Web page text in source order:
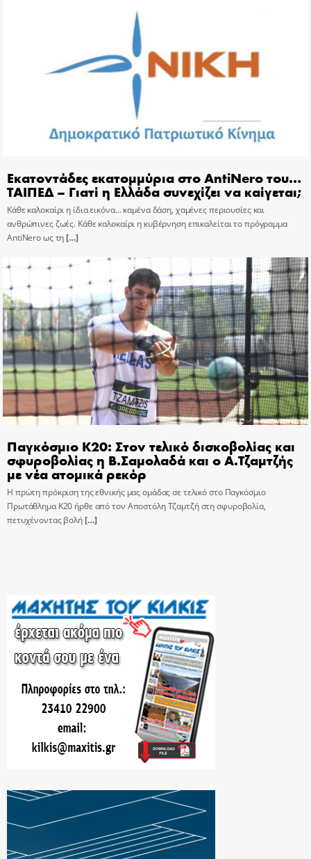
Εκατοντάδες εκατομμύρια στο AntiNero του…
ΤΑΙΠΕΔ – Γιατί η Ελλάδα συνεχίζει να καίγεται;
Κάθε καλοκαίρι η ίδια εικόνα… καμένα δάση, χαμένες περιουσίες και
ανθρώπινες ζωές. Κάθε καλοκαίρι η κυβέρνηση επικαλείται το πρόγραμμα
AntiNero ως τη[…]
Παγκόσμιο Κ20: Στον τελικό δισκοβολίας και
σφυροβολίας η Β.Σαμολαδά και ο Α.Τζαμτζής
με νέα ατομικά ρεκόρ
Η πρώτη πρόκριση της εθνικής μας ομάδας σε τελικό στο Παγκόσμιο
Πρωτάθλημα Κ20 ήρθε από τον Αποστόλη Τζαμτζή στη σφυροβολία,
πετυχένοντας βολή[…]